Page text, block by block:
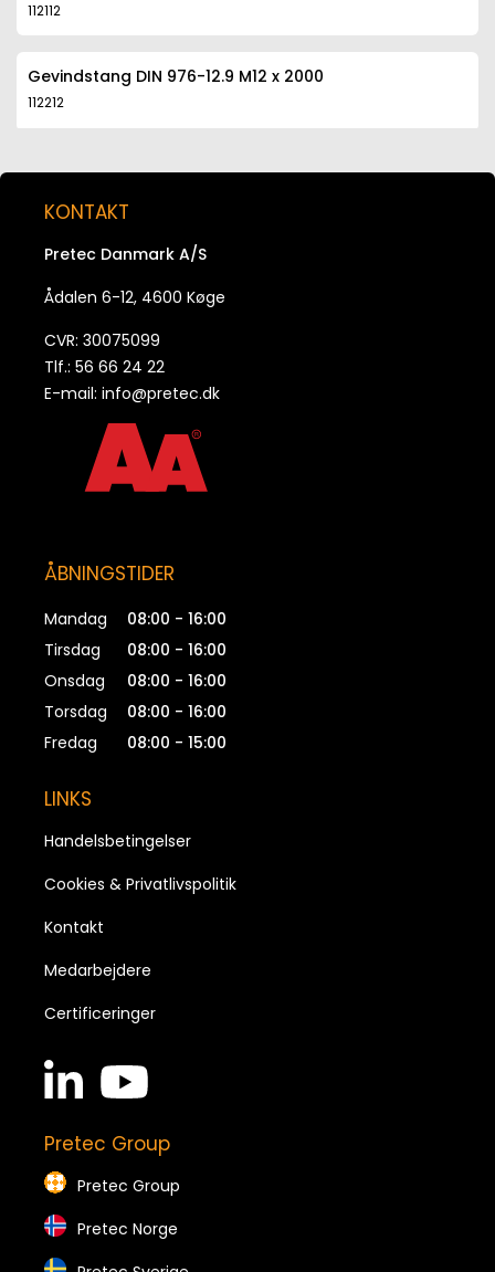
112112
Gevindstang DIN 976-12.9 M12 x 2000
112212
Gevindstang DIN 976-12.9 M12 x 3000
Gevindstang DIN 976-12.9 M14 x 1000
114112
Gevindstang DIN 976-12.9 M16 x 1000
116112
KONTAKT
Pretec Danmark A/S
Ådalen 6-12, 4600 Køge
CVR: 30075099
Tlf.: 56 66 24 22
E-mail: info@pretec.dk
ÅBNINGSTIDER
Mandag
08:00 - 16:00
Tirsdag
08:00 - 16:00
Onsdag
08:00 - 16:00
Torsdag
08:00 - 16:00
Fredag
08:00 - 15:00
LINKS
Handelsbetingelser
Cookies & Privatlivspolitik
Kontakt
Medarbejdere
Certificeringer
linkedin
in
Pretec Group
Pretec Group
Pretec Norge